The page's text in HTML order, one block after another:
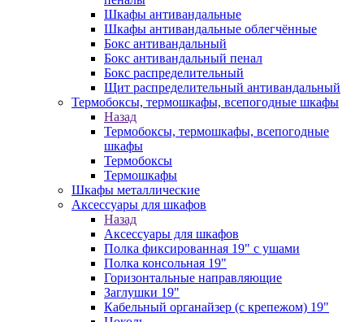
Шкафы антивандальные
Шкафы антивандальные облегчённые
Бокс антивандальный
Бокс антивандальный пенал
Бокс распределительный
Щит распределительный антивандальный
Термобоксы, термошкафы, всепогодные шкафы
Назад
Термобоксы, термошкафы, всепогодные
шкафы
Термобоксы
Термошкафы
Шкафы металлические
Аксессуары для шкафов
Назад
Аксессуары для шкафов
Полка фиксированная 19" с ушами
Полка консольная 19"
Горизонтальные направляющие
Заглушки 19"
Кабельный органайзер (с крепежом) 19"